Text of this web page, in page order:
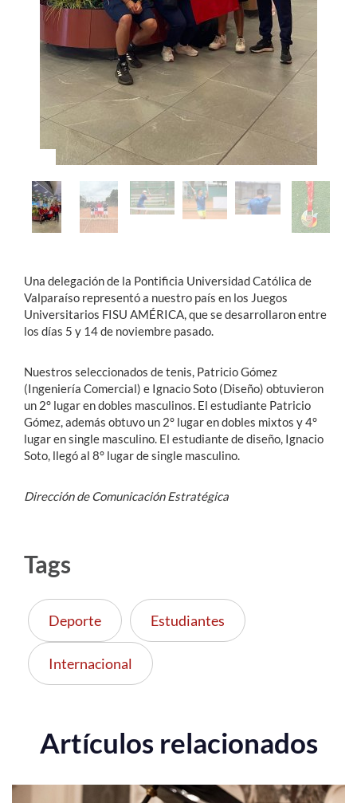
Una delegación de la Pontificia Universidad Católica de
Valparaíso representó a nuestro país en los Juegos
Universitarios FISU AMÉRICA, que se desarrollaron entre
los días 5 y 14 de noviembre pasado.
Nuestros seleccionados de tenis, Patricio Gómez
(Ingeniería Comercial) e Ignacio Soto (Diseño) obtuvieron
un 2° lugar en dobles masculinos. El estudiante Patricio
Gómez, además obtuvo un 2° lugar en dobles mixtos y 4°
lugar en single masculino. El estudiante de diseño, Ignacio
Soto, llegó al 8° lugar de single masculino.
Dirección de Comunicación Estratégica
Tags
Deporte Estudiantes
Internacional
Artículos relacionados